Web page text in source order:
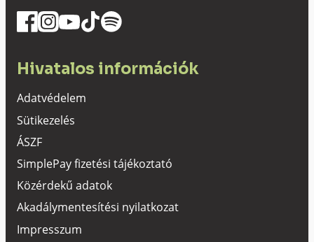
Hivatalos információk
Adatvédelem
Sütikezelés
ÁSZF
SimplePay fizetési tájékoztató
Közérdekű adatok
Akadálymentesítési nyilatkozat
Impresszum